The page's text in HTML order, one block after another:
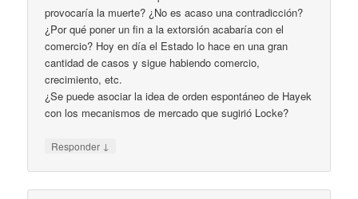
provocaría la muerte? ¿No es acaso una contradicción?
¿Por qué poner un fin a la extorsión acabaría con el
comercio? Hoy en día el Estado lo hace en una gran
cantidad de casos y sigue habiendo comercio,
crecimiento, etc.
¿Se puede asociar la idea de orden espontáneo de Hayek
con los mecanismos de mercado que sugirió Locke?
Responder ↓